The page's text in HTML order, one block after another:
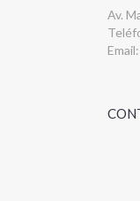
Av.
Email: